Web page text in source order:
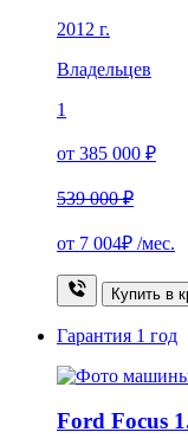
2012 г.
Владельцев
1
от 385 000 ₽
539 000 ₽
от 7 004₽ /мес.
Купить в
Гарантия 1 год
Ford Focus